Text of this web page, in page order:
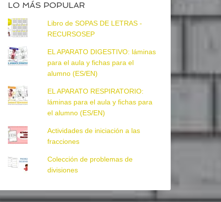
LO MÁS POPULAR
Libro de SOPAS DE LETRAS -
RECURSOSEP
EL APARATO DIGESTIVO: láminas
para el aula y fichas para el
alumno (ES/EN)
EL APARATO RESPIRATORIO:
láminas para el aula y fichas para
el alumno (ES/EN)
Actividades de iniciación a las
fracciones
Colección de problemas de
divisiones